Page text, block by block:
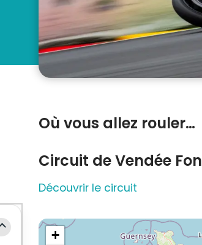
Où vous allez rouler…
Circuit de Vendée
Découvrir le circuit
+